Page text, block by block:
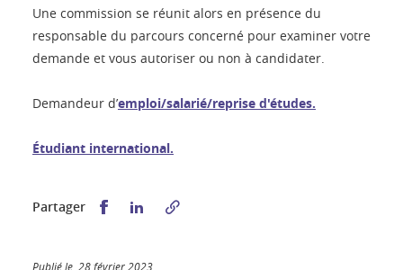
Une commission se réunit alors en présence du
responsable du parcours concerné pour examiner votre
demande et vous autoriser ou non à candidater.
Demandeur d’emploi/salarié/reprise d'études.
Étudiant international.
Partager Partager sur Facebook
Partager sur LinkedIn
Publié le 28 février 2023